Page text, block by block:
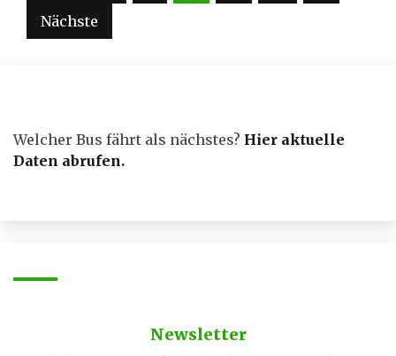
der
Beiträge
Nächste
Welcher Bus fährt als nächstes? Hier aktuelle
Daten abrufen.
Newsletter